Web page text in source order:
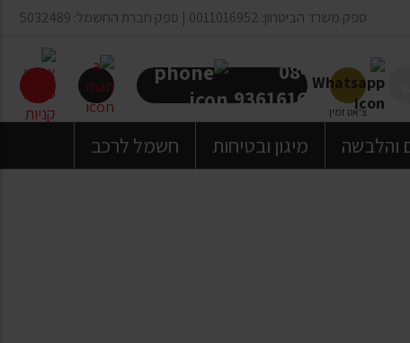
ספק משרד הביטחון: 0011016952 | ספק חברת החשמל: 5032489
צ'אט זמין
08-
9361616
והלבשה מיגון ובטיחות חשמל לרכב